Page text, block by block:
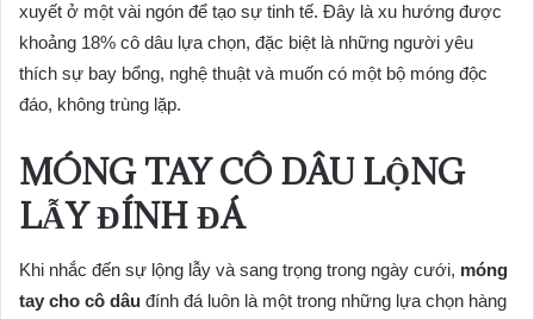
xuyết ở một vài ngón để tạo sự tinh tế. Đây là xu hướng được
khoảng 18% cô dâu lựa chọn, đặc biệt là những người yêu
thích sự bay bổng, nghệ thuật và muốn có một bộ móng độc
đáo, không trùng lặp.
MÓNG TAY CÔ DÂU LỘNG
LẪY ĐÍNH ĐÁ
Khi nhắc đến sự lộng lẫy và sang trọng trong ngày cưới, móng
tay cho cô dâu đính đá luôn là một trong những lựa chọn hàng